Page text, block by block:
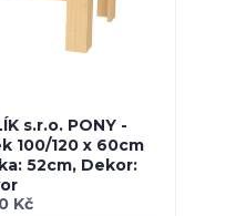
s.r.o. PONY -
100/120 x 60cm
52cm, Dekor:
Kč